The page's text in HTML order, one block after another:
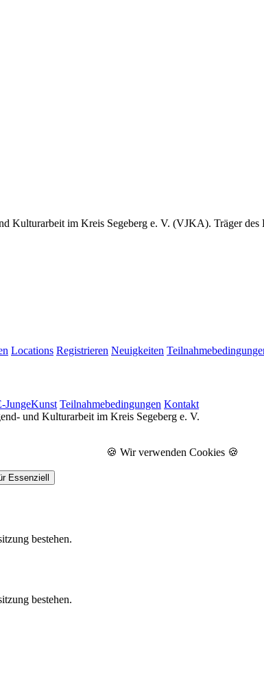
Kulturarbeit im Kreis Segeberg e. V. (VJKA). Träger
Locations Registrieren Neuigkeiten
JungeKunst Teilnahmebedingungen Kontakt
und Kulturarbeit im Kreis Segeberg e. V.
🍪 Wir verwenden Cookies 🍪
Essenziell
bestehen.
bestehen.